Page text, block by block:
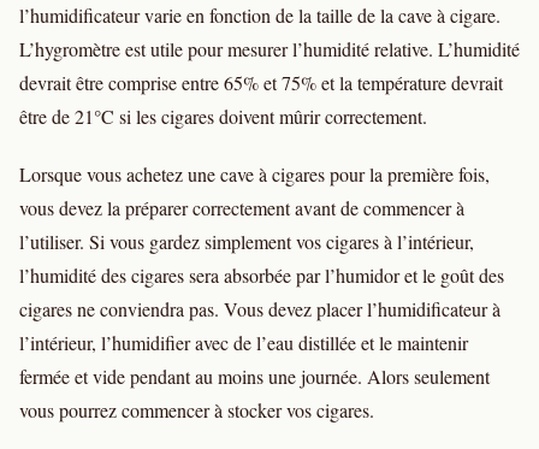
l’humidificateur varie en fonction de la taille de la cave à cigare.
L’hygromètre est utile pour mesurer l’humidité relative. L’humidité
devrait être comprise entre 65% et 75% et la température devrait
être de 21°C si les cigares doivent mûrir correctement.
Lorsque vous achetez une cave à cigares pour la première fois,
vous devez la préparer correctement avant de commencer à
l’utiliser. Si vous gardez simplement vos cigares à l’intérieur,
l’humidité des cigares sera absorbée par l’humidor et le goût des
cigares ne conviendra pas. Vous devez placer l’humidificateur à
l’intérieur, l’humidifier avec de l’eau distillée et le maintenir
fermée et vide pendant au moins une journée. Alors seulement
vous pourrez commencer à stocker vos cigares.